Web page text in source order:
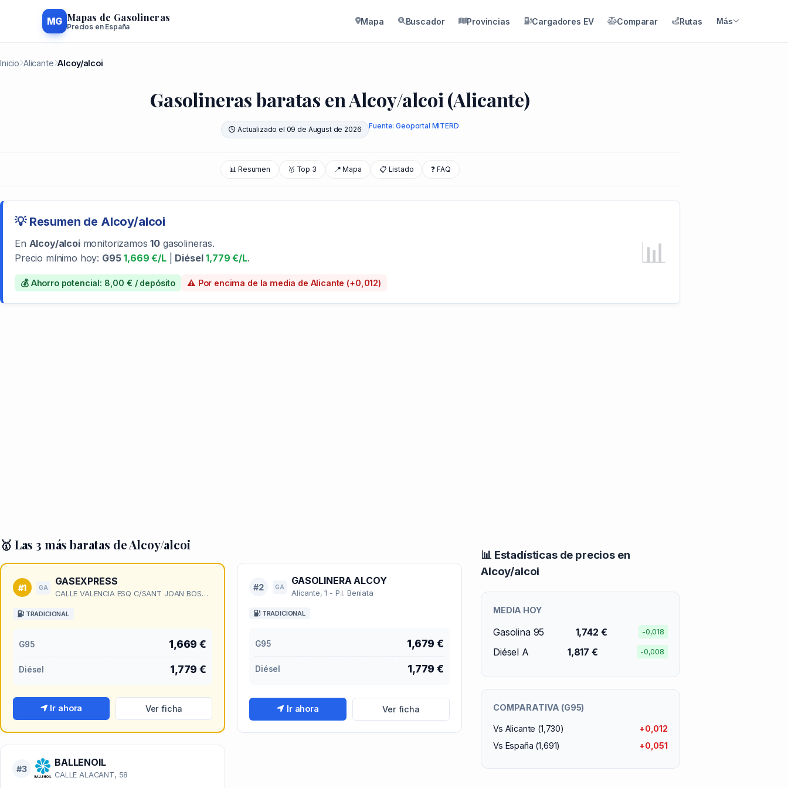
MG Mapas de Gasolineras
Precios en España
Mapa Buscador Provincias Cargadores EV Comparar Rutas Más
Inicio Alicante Alcoy/alcoi
Gasolineras baratas en Alcoy/alcoi (Alicante)
Actualizado el 09 de August de 2026 Fuente: Geoportal MITERD
📊 Resumen 🥇 Top 3 📍 Mapa 📋 Listado ❓ FAQ
💡 Resumen de Alcoy/alcoi
En Alcoy/alcoimonitorizamos10 gasolineras.
Precio mínimo hoy: G95 1,669 €/L| Diésel 1,779 €/L.
💰 Ahorro potencial: 8,00 € / depósito ⚠️ Por encima de la media de Alicante (+0,012)
📊
🥇 Las 3 más baratas de Alcoy/alcoi
#1 GA
GASEXPRESS
CALLE VALENCIA ESQ C/SANT JOAN BOSCO, 1
TRADICIONAL
G95 1,669 €
Diésel 1,779 €
Ir ahora Ver ficha
#2 GA
GASOLINERA ALCOY
Alicante, 1 - P.I. Beniata
TRADICIONAL
G95 1,679 €
Diésel 1,779 €
Ir ahora Ver ficha
#3
BALLENOIL
CALLE ALACANT, 58
📊 Estadísticas de precios en
Alcoy/alcoi
MEDIA HOY
Gasolina 95 1,742 € -0,018
Diésel A 1,817 € -0,008
COMPARATIVA (G95)
Vs Alicante (1,730)
+0,012
Vs España (1,691)
+0,051